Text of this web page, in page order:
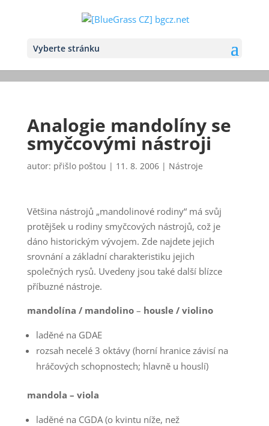
Vyberte stránku
Analogie mandolíny se
smyčcovými nástroji
autor: přišlo poštou | 11. 8. 2006| Nástroje
Většina nástrojů „mandolinové rodiny“ má svůj
protějšek u rodiny smyčcových nástrojů, což je
dáno historickým vývojem. Zde najdete jejich
srovnání a základní charakteristiku jejich
společných rysů. Uvedeny jsou také další blízce
příbuzné nástroje.
mandolína / mandolino– housle / violino
laděné na GDAE
rozsah necelé 3 oktávy (horní hranice závisí na
hráčových schopnostech; hlavně u houslí)
mandola – viola
laděné na CGDA (o kvintu níže, než